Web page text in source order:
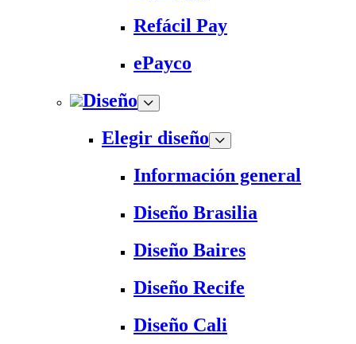
Refácil Pay
ePayco
Diseño
Elegir diseño
Información general
Diseño Brasilia
Diseño Baires
Diseño Recife
Diseño Cali